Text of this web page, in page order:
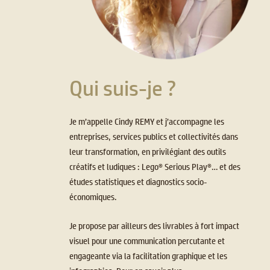
Qui suis-je ?
Je m’appelle Cindy REMY et j’accompagne les
entreprises, services publics et collectivités dans
leur transformation, en privilégiant des outils
créatifs et ludiques : Lego® Serious Play®… et des
études statistiques et diagnostics socio-
économiques.
Je propose par ailleurs des livrables à fort impact
visuel pour une communication percutante et
engageante via la facilitation graphique et les